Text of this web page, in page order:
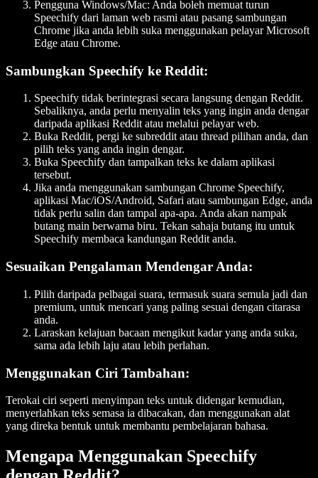
Pengguna Windows/Mac: Anda boleh memuat turun
Speechify dari laman web rasmi atau pasang sambungan
Chrome jika anda lebih suka menggunakan pelayar Microsoft
Edge atau Chrome.
Sambungkan Speechify ke Reddit:
Speechify tidak berintegrasi secara langsung dengan Reddit.
Sebaliknya, anda perlu menyalin teks yang ingin anda dengar
daripada aplikasi Reddit atau melalui pelayar web.
Buka Reddit, pergi ke subreddit atau thread pilihan anda, dan
pilih teks yang anda ingin dengar.
Buka Speechify dan tampalkan teks ke dalam aplikasi
tersebut.
Jika anda menggunakan sambungan Chrome Speechify,
aplikasi Mac/iOS/Android, Safari atau sambungan Edge, anda
tidak perlu salin dan tampal apa-apa. Anda akan nampak
butang main berwarna biru. Tekan sahaja butang itu untuk
Speechify membaca kandungan Reddit anda.
Sesuaikan Pengalaman Mendengar Anda:
Pilih daripada pelbagai suara, termasuk suara semula jadi dan
premium, untuk mencari yang paling sesuai dengan citarasa
anda.
Laraskan kelajuan bacaan mengikut kadar yang anda suka,
sama ada lebih laju atau lebih perlahan.
Menggunakan Ciri Tambahan:
Terokai ciri seperti menyimpan teks untuk didengar kemudian,
menyerlahkan teks semasa ia dibacakan, dan menggunakan alat
yang direka bentuk untuk membantu pembelajaran bahasa.
Mengapa Menggunakan Speechify